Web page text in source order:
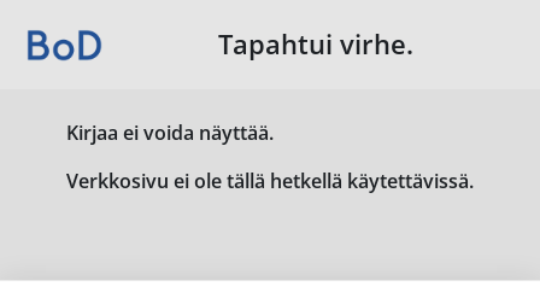
Tapahtui virhe.
Kirjaa ei voida näyttää.
Verkkosivu ei ole tällä hetkellä käytettävissä.